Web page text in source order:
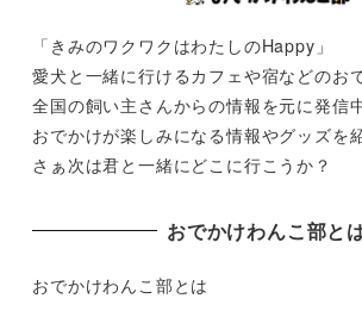
「きみのワクワクはわたしのHappy」
愛犬と一緒に行けるカフェや宿などのお
全国の飼い主さんからの情報を元に発信
おでかけが楽しみになる情報やグッズを
さぁ次は君と一緒にどこに行こうか？
おでかけわんこ部と
おでかけわんこ部とは